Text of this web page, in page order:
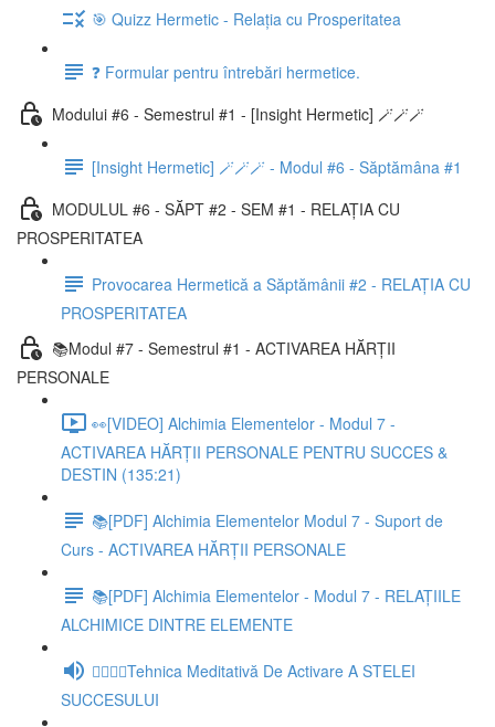
🎯 Quizz Hermetic - Relația cu Prosperitatea
❓ Formular pentru întrebări hermetice.
Modului #6 - Semestrul #1 - [Insight Hermetic] 🪄🪄🪄
[Insight Hermetic] 🪄🪄🪄 - Modul #6 - Săptămâna #1
MODULUL #6 - SĂPT #2 - SEM #1 - RELAȚIA CU
PROSPERITATEA
Provocarea Hermetică a Săptămânii #2 - RELAȚIA CU
PROSPERITATEA
📚Modul #7 - Semestrul #1 - ACTIVAREA HĂRȚII
PERSONALE
👀[VIDEO] Alchimia Elementelor - Modul 7 -
ACTIVAREA HĂRȚII PERSONALE PENTRU SUCCES &
DESTIN (135:21)
📚[PDF] Alchimia Elementelor Modul 7 - Suport de
Curs - ACTIVAREA HĂRȚII PERSONALE
📚[PDF] Alchimia Elementelor - Modul 7 - RELAȚIILE
ALCHIMICE DINTRE ELEMENTE
🧘‍♂️🧘‍♀️Tehnica Meditativă De Activare A STELEI
SUCCESULUI